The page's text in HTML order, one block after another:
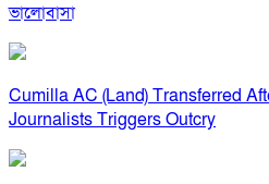
ভালোবাসা
Cumilla AC (Land) Transferred
Journalists Triggers Outcry